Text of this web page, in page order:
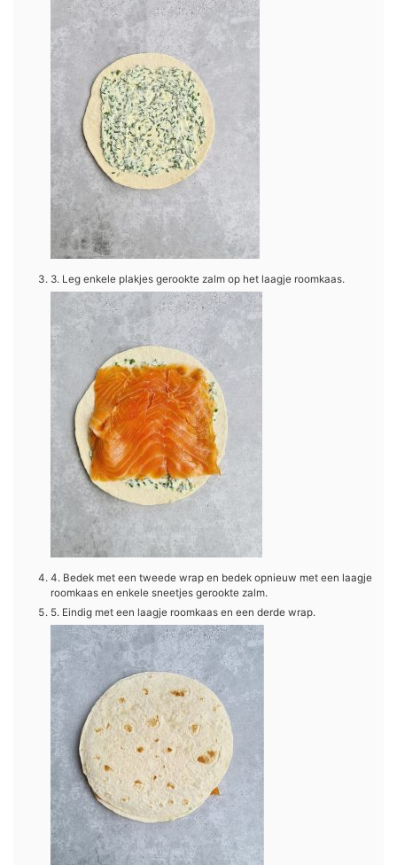
3. Leg enkele plakjes gerookte zalm op het laagje roomkaas.
4. Bedek met een tweede wrap en bedek opnieuw met een laagje
roomkaas en enkele sneetjes gerookte zalm.
5. Eindig met een laagje roomkaas en een derde wrap.